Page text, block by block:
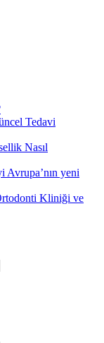
Tedavi
Nasıl
Avrupa’nın yeni
Kliniği ve